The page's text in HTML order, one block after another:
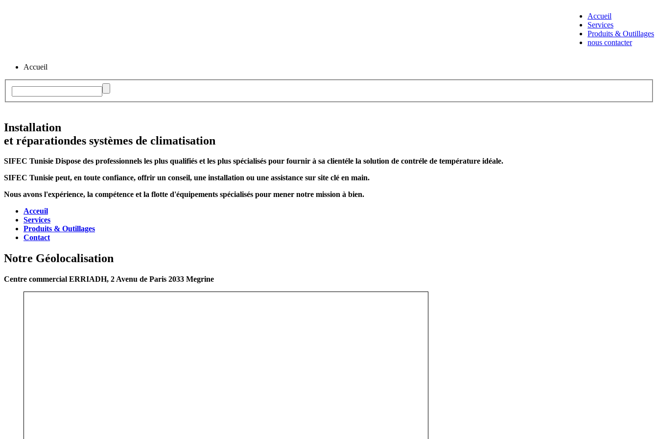
Accueil
Services
Produits & Outillages
nous contacter
Accueil
Installation
et réparationdes systèmes de climatisation
SIFEC Tunisie Dispose des professionnels les plus qualifiés et les plus spécialisés pour fournir à sa clientéle la solution de contréle de température idéale.
SIFEC Tunisie peut, en toute confiance, offrir un conseil, une installation ou une assistance sur site clé en main.
Nous avons l'expérience, la compétence et la flotte d'équipements spécialisés pour mener notre mission à bien.
Acceuil
Services
Produits & Outillages
Contact
Notre Géolocalisation
Centre commercial ERRIADH, 2 Avenu de Paris 2033 Megrine